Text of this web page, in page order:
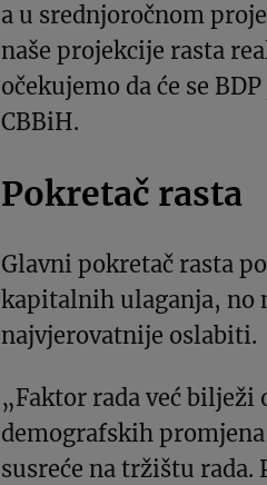
a u srednjoročnom
naše projekcije rasta
očekujemo da će se
CBBiH.
Pokretač rasta
Glavni pokretač rasta
kapitalnih ulaganja, no
najvjerovatnije oslabiti.
„Faktor rada već bilježi
demografskih
susreće na tržištu